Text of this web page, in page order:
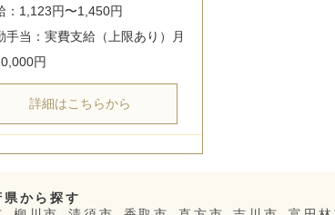
：1,123円〜1,450円
手当：実費支給（上限あり）月
詳細はこちらから
県から探す